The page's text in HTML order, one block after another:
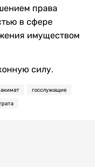
права
в сфере
имуществом
силу.
акимат госслужащие